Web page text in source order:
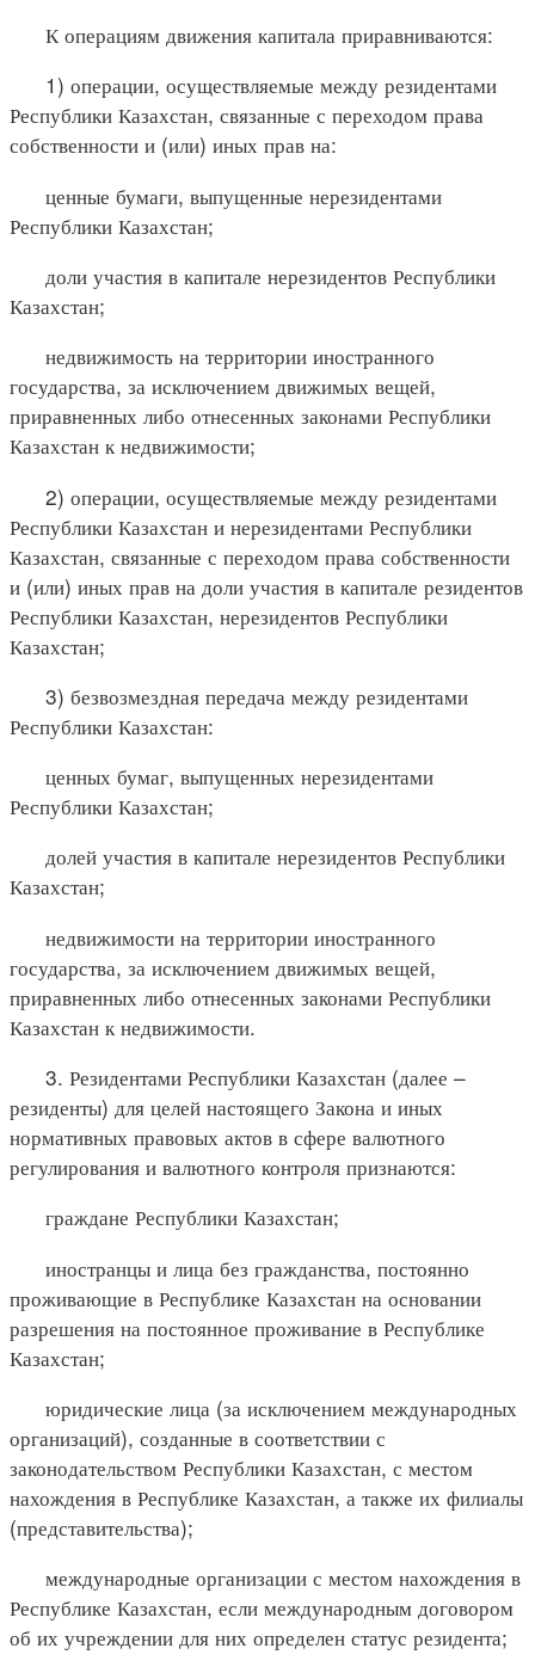
К операциям движения капитала приравниваются:
1) операции, осуществляемые между резидентами
Республики Казахстан, связанные с переходом права
собственности и (или) иных прав на:
ценные бумаги, выпущенные нерезидентами
Республики Казахстан;
доли участия в капитале нерезидентов Республики
Казахстан;
недвижимость на территории иностранного
государства, за исключением движимых вещей,
приравненных либо отнесенных законами Республики
Казахстан к недвижимости;
2) операции, осуществляемые между резидентами
Республики Казахстан и нерезидентами Республики
Казахстан, связанные с переходом права собственности
и (или) иных прав на доли участия в капитале резидентов
Республики Казахстан, нерезидентов Республики
Казахстан;
3) безвозмездная передача между резидентами
Республики Казахстан:
ценных бумаг, выпущенных нерезидентами
Республики Казахстан;
долей участия в капитале нерезидентов Республики
Казахстан;
недвижимости на территории иностранного
государства, за исключением движимых вещей,
приравненных либо отнесенных законами Республики
Казахстан к недвижимости.
3. Резидентами Республики Казахстан (далее –
резиденты) для целей настоящего Закона и иных
нормативных правовых актов в сфере валютного
регулирования и валютного контроля признаются:
граждане Республики Казахстан;
иностранцы и лица без гражданства, постоянно
проживающие в Республике Казахстан на основании
разрешения на постоянное проживание в Республике
Казахстан;
юридические лица (за исключением международных
организаций), созданные в соответствии с
законодательством Республики Казахстан, с местом
нахождения в Республике Казахстан, а также их филиалы
(представительства);
международные организации с местом нахождения в
Республике Казахстан, если международным договором
об их учреждении для них определен статус резидента;